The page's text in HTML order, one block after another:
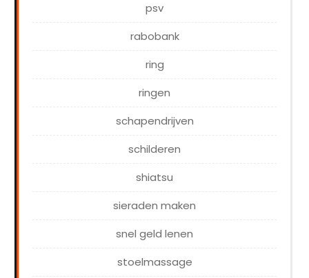
psv
rabobank
ring
ringen
schapendrijven
schilderen
shiatsu
sieraden maken
snel geld lenen
stoelmassage